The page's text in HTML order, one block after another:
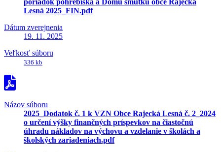
poriadok pohrebiska a Domu smútku obce Rajecká
Lesná 2025_FIN.pdf
Dátum zverejnenia
19. 11. 2025
Veľkosť súboru
336 kb
Názov súboru
2025_Dodatok č. 1 k VZN Obce Rajecká Lesná č. 2_2024
o určení výšky finančných príspevkov na čiastočnú
úhradu nákladov na výchovu a vzdelanie v školách a
školských zariadeniach.pdf